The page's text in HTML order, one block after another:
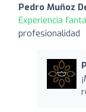
Pedro Muñoz
Experiencia
profesionalidad